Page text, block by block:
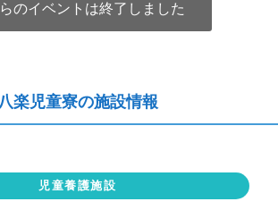
のイベントは終了しました
楽児童寮の施設情報
児童養護施設